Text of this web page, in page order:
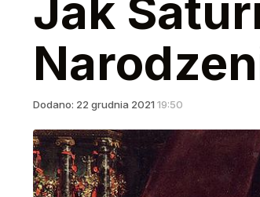
Jak
Dodano: 22 grudnia 2021 19:50